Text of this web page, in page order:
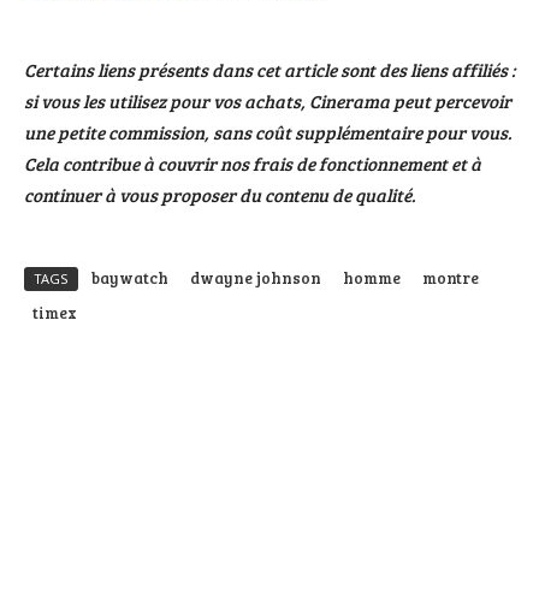
Certains liens présents dans cet article sont des liens affiliés :
si vous les utilisez pour vos achats, Cinerama peut percevoir
une petite commission, sans coût supplémentaire pour vous.
Cela contribue à couvrir nos frais de fonctionnement et à
continuer à vous proposer du contenu de qualité.
TAGS baywatch dwayne johnson homme
montre
timex